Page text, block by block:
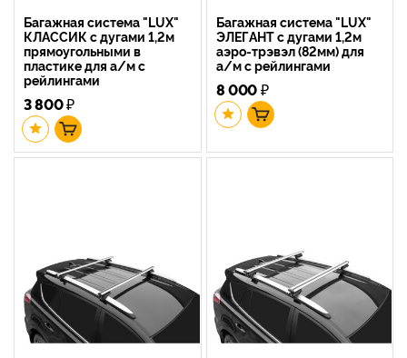
Багажная система "LUX"
КЛАССИК с дугами 1,2м
прямоугольными в
пластике для а/м с
рейлингами
3 800₽
Багажная система "LUX"
ЭЛЕГАНТ с дугами 1,2м
аэро-трэвэл (82мм) для
а/м с рейлингами
8 000₽